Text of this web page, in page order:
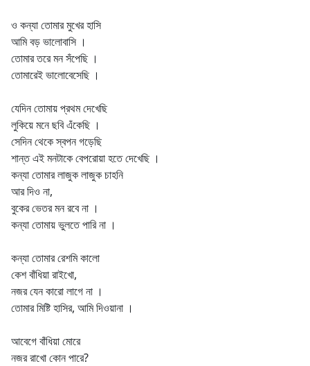
ও কন্যা তোমার মুখের হাসি
আমি বড় ভালোবাসি ।
তোমার তরে মন সঁপেছি ।
তোমারেই ভালোবেসেছি ।
যেদিন তোমায় প্রথম দেখেছি
লুকিয়ে মনে ছবি এঁকেছি ।
সেদিন থেকে স্বপন গড়েছি
শান্ত এই মনটাকে বেপরোয়া হতে দেখেছি ।
কন্যা তোমার লাজুক লাজুক চাহনি
আর দিও না,
বুকের ভেতর মন রবে না ।
কন্যা তোমায় ভুলতে পারি না ।
কন্যা তোমার রেশমি কালো
কেশ বাঁধিয়া রাইখো,
নজর যেন কারো লাগে না ।
তোমার মিষ্টি হাসির, আমি দিওয়ানা ।
আবেগে বাঁধিয়া মোরে
নজর রাখো কোন পারে?